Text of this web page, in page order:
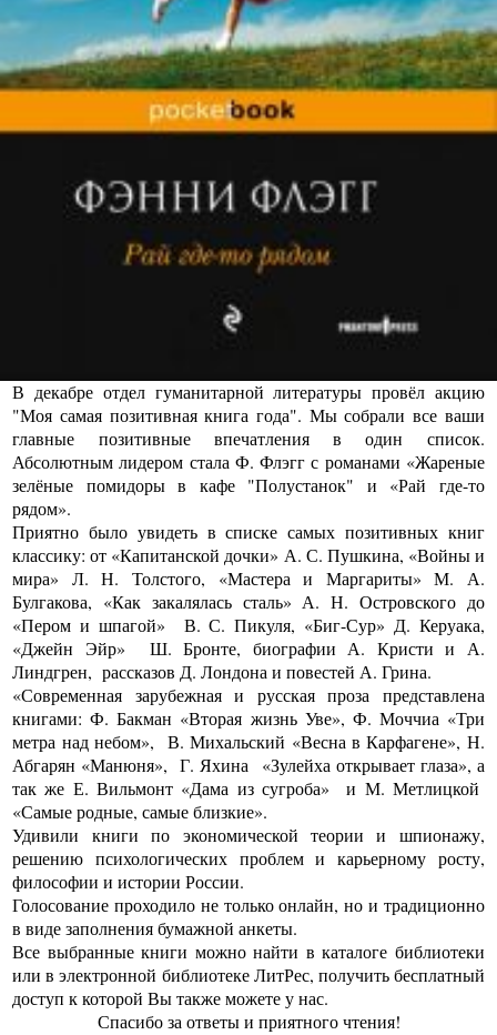
В декабре отдел гуманитарной литературы провёл акцию
"Моя самая позитивная книга года". Мы собрали все ваши
главные позитивные впечатления в один список.
Абсолютным лидером стала Ф. Флэгг с романами «Жареные
зелёные помидоры в кафе "Полустанок" и «Рай где-то
рядом».
Приятно было увидеть в списке самых позитивных книг
классику: от «Капитанской дочки» А. С. Пушкина, «Войны и
мира» Л. Н. Толстого, «Мастера и Маргариты» М. А.
Булгакова, «Как закалялась сталь» А. Н. Островского до
«Пером и шпагой» В. С. Пикуля, «Биг-Сур» Д. Керуака,
«Джейн Эйр» Ш. Бронте, биографии А. Кристи и А.
Линдгрен, рассказов Д. Лондона и повестей А. Грина.
«Современная зарубежная и русская проза представлена
книгами: Ф. Бакман «Вторая жизнь Уве», Ф. Моччиа «Три
метра над небом», В. Михальский «Весна в Карфагене», Н.
Абгарян «Манюня», Г. Яхина «Зулейха открывает глаза», а
так же Е. Вильмонт «Дама из сугроба» и М. Метлицкой
«Самые родные, самые близкие».
Удивили книги по экономической теории и шпионажу,
решению психологических проблем и карьерному росту,
философии и истории России.
Голосование проходило не только онлайн, но и традиционно
в виде заполнения бумажной анкеты.
Все выбранные книги можно найти в каталоге библиотеки
или в электронной библиотеке ЛитРес, получить бесплатный
доступ к которой Вы также можете у нас.
Спасибо за ответы и приятного чтения!